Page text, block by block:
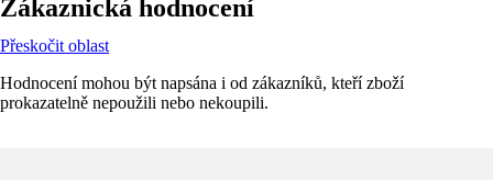
Zákaznická hodnocení
Přeskočit oblast
Hodnocení mohou být napsána i od zákazníků, kteří zboží
prokazatelně nepoužili nebo nekoupili.